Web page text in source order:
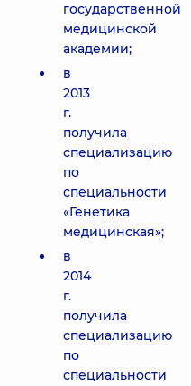
государственной
медицинской
академии;
в
2013
г.
получила
специализацию
по
специальности
«Генетика
медицинская»;
в
2014
г.
получила
специализацию
по
специальности